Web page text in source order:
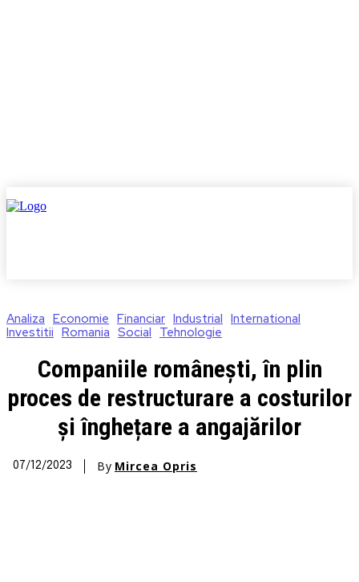
Analiza Economie Financiar Industrial International
Investitii Romania Social Tehnologie
Companiile românești, în plin
proces de restructurare a costurilor
și înghețare a angajărilor
07/12/2023 By Mircea Opris